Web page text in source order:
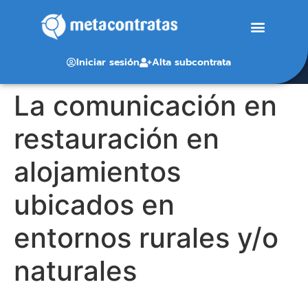
Iniciar sesión Alta subcontrata
La comunicación en
restauración en
alojamientos
ubicados en
entornos rurales y/o
naturales